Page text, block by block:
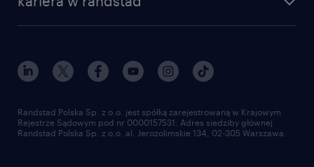
dla mediów
dla dostawców
nasz świat
pracuj w randstad
złóż CV
Randstad Polska Sp. z o.o. jest spółką zarejestrowaną w Krajowym
Rejestrze Sądowym pod nr 0000157531. Adres siedziby głównej
Randstad Polska Sp. z o.o. al. Jerozolimskie 134, 02-305 Warszawa.